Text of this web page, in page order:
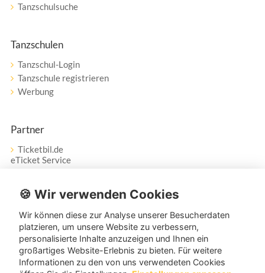
Tanzschulsuche
Tanzschulen
Tanzschul-Login
Tanzschule registrieren
Werbung
Partner
Ticketbil.de
eTicket Service
Vertrag widerrufen
Service
Unser Tanzpartner-Service hilft Ihnen bei Fragen und
Anregungen gerne weiter!
🍪 Wir verwenden Cookies
Wir können diese zur Analyse unserer Besucherdaten
platzieren, um unsere Website zu verbessern,
personalisierte Inhalte anzuzeigen und Ihnen ein
großartiges Website-Erlebnis zu bieten. Für weitere
Informationen zu den von uns verwendeten Cookies